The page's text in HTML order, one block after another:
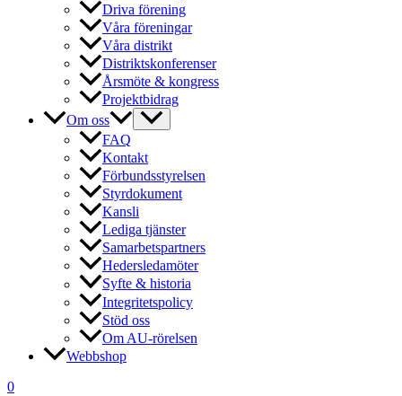
Driva förening
Våra föreningar
Våra distrikt
Distriktskonferenser
Årsmöte & kongress
Projektbidrag
Om oss
FAQ
Kontakt
Förbundsstyrelsen
Styrdokument
Kansli
Lediga tjänster
Samarbetspartners
Hedersledamöter
Syfte & historia
Integritetspolicy
Stöd oss
Om AU-rörelsen
Webbshop
0